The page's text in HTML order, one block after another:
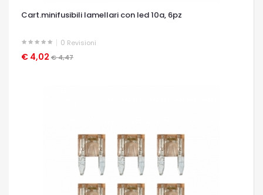
Cart.minifusibili lamellari con led 10a, 6pz
0 Revisioni
€ 4,02 € 4,47
OCCHIATA VELOCE